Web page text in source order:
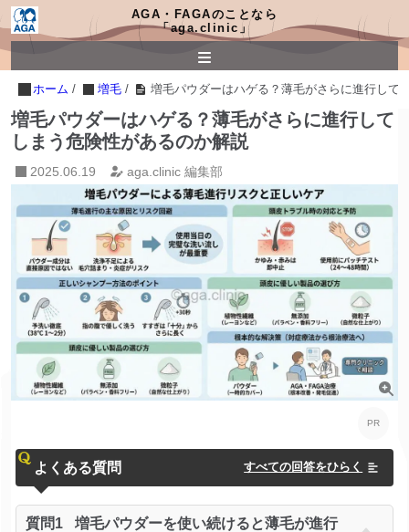
AGA・FAGAのことなら
「aga.clinic」
ホーム / 増毛 / 増毛パウダーはハゲる？薄毛がさらに進行して
増毛パウダーはハゲる？薄毛がさらに進行して
しまう危険性があるのか解説
2025.06.19 aga.clinic 編集部
よくある質問 すべての回答をひらく
質問1
増毛パウダーを使い続けると薄毛が進行